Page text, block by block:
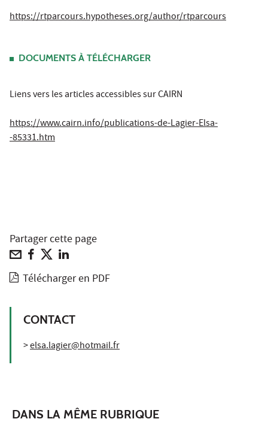
https://rtparcours.hypotheses.org/author/rtparcours
DOCUMENTS À TÉLÉCHARGER
Liens vers les articles accessibles sur CAIRN
https://www.cairn.info/publications-de-Lagier-Elsa-
-85331.htm
Partager cette page
Télécharger en PDF
CONTACT
>elsa.lagier@hotmail.fr
DANS LA MÊME RUBRIQUE